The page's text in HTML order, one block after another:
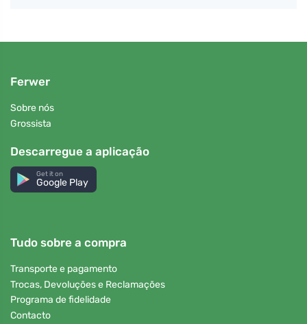
Ferwer
Sobre nós
Grossista
Descarregue a aplicação
Get it on
Google Play
Tudo sobre a compra
Transporte e pagamento
Trocas, Devoluções e Reclamações
Programa de fidelidade
Contacto